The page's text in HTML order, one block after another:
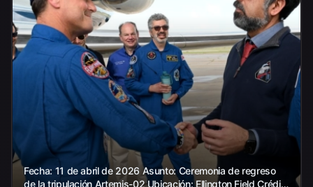
Fecha: 11 de abril de 2026 Asunto: Ceremonia de regreso
de la tripulación Artemis-02 Ubicación: Ellington Field Crédito